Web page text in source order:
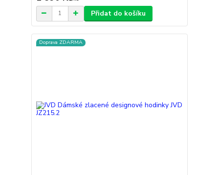
Přidat do košíku
Doprava ZDARMA